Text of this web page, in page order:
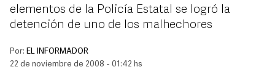
elementos de la Policía Estatal se logró la
detención de uno de los malhechores
Por: EL INFORMADOR
22 de noviembre de 2008 - 01:42 hs